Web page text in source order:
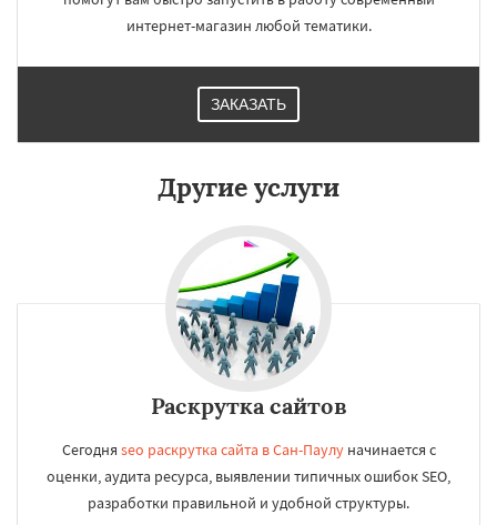
интернет-магазин любой тематики.
ЗАКАЗАТЬ
Другие услуги
Раскрутка сайтов
Сегодня seo раскрутка сайта в Сан-Паулуначинается с
оценки, аудита ресурса, выявлении типичных ошибок SEO,
разработки правильной и удобной структуры.